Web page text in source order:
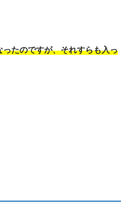
たのですが、それすらも入っ